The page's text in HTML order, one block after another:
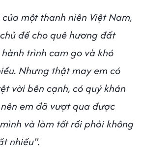
một thanh niên Việt Nam,
đề cho quê hương đất
trình cam go và khó
Nhưng thật may em có
vời bên cạnh, có quý khán
em đã vượt qua được
và làm tốt rồi phải không
nhiều".